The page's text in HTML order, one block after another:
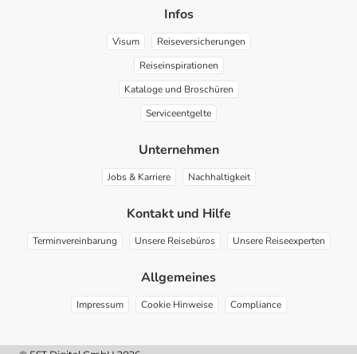
Infos
Visum
Reiseversicherungen
Reiseinspirationen
Kataloge und Broschüren
Serviceentgelte
Unternehmen
Jobs & Karriere Nachhaltigkeit
Kontakt und Hilfe
Terminvereinbarung Unsere Reisebüros Unsere Reiseexperten
Allgemeines
Impressum Cookie Hinweise Compliance